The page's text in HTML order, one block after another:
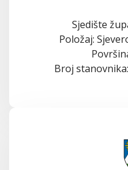
Sjedište
Položaj:
Broj